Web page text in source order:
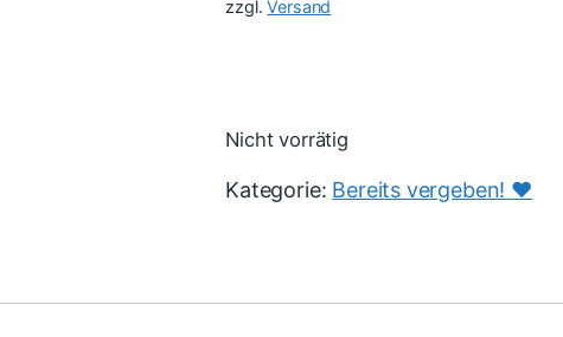
zzgl.Versand
Nicht vorrätig
Kategorie: Bereits vergeben! ♥️